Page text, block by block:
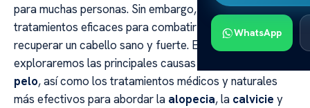
WhatsApp
para muchas personas. Sin embargo, existen diversos
tratamientos eficaces para combatir este problema y
recuperar un cabello sano y fuerte. En esta guía,
exploraremos las principales causas de la
pelo, así como los tratamientos médicos y naturales
más efectivos para abordar la alopecia, la calvicie y